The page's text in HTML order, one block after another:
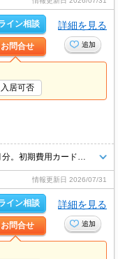
イン相談
お問合せ
詳細を見る
追加
入居可否
情報更新日 2026/07/31
イン相談
お問合せ
詳細を見る
追加